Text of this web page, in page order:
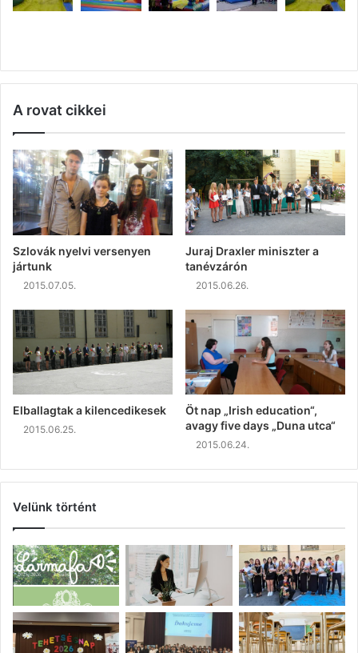
A rovat cikkei
Szlovák nyelvi versenyen
jártunk
2015.07.05.
Juraj Draxler miniszter a
tanévzárón
2015.06.26.
Elballagtak a kilencedikesek
2015.06.25.
Öt nap „Irish education“,
avagy five days „Duna utca“
2015.06.24.
Velünk történt